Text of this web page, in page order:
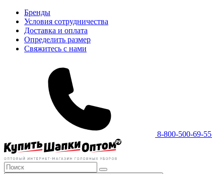
Бренды
Условия сотрудничества
Доставка и оплата
Определить размер
Свяжитесь с нами
8-800-500-69-55